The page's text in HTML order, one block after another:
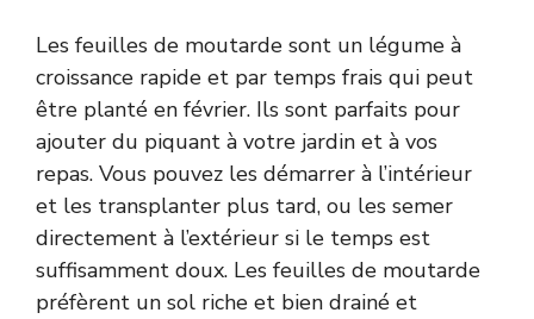
Les feuilles de moutarde sont un légume à
croissance rapide et par temps frais qui peut
être planté en février. Ils sont parfaits pour
ajouter du piquant à votre jardin et à vos
repas. Vous pouvez les démarrer à l’intérieur
et les transplanter plus tard, ou les semer
directement à l’extérieur si le temps est
suffisamment doux. Les feuilles de moutarde
préfèrent un sol riche et bien drainé et